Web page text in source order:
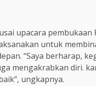
upacara
untuk
“Saya berharap,
mengakrabkan diri.
ungkapnya.